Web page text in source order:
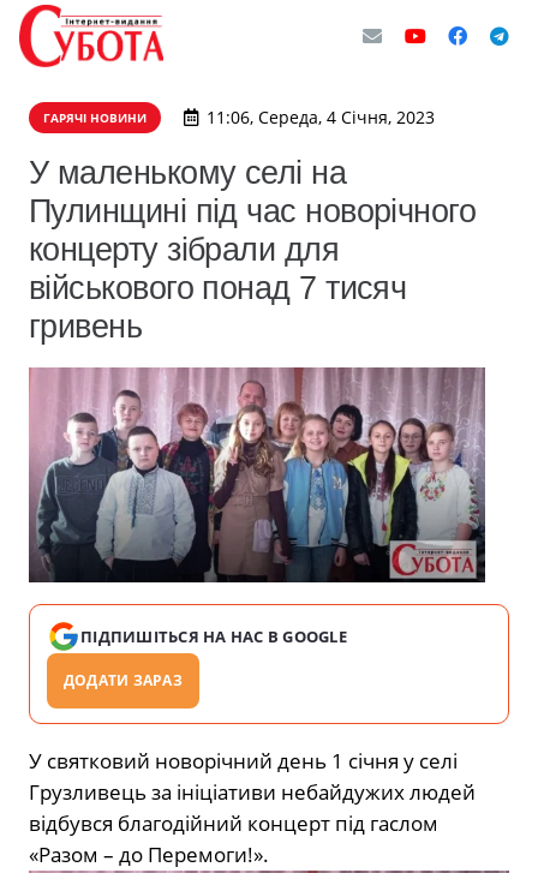
ГАРЯЧІ НОВИНИ 11:06, Середа, 4 Січня, 2023
У маленькому селі на
Пулинщині під час новорічного
концерту зібрали для
військового понад 7 тисяч
гривень
ПІДПИШІТЬСЯ НА НАС В GOOGLE
ДОДАТИ ЗАРАЗ
У святковий новорічний день 1 січня у селі
Грузливець за ініціативи небайдужих людей
відбувся благодійний концерт під гаслом
«Разом – до Перемоги!».